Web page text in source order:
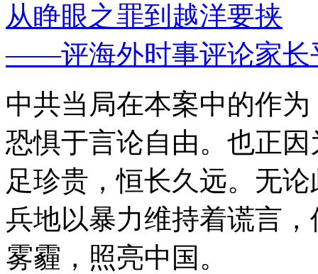
从睁眼之罪到越洋要挟
——评海外时事评论家长
中共当局在本案中的作
恐惧于言论自由。也正
足珍贵，恒长久远。无
兵地以暴力维持着谎言
雾霾，照亮中国。